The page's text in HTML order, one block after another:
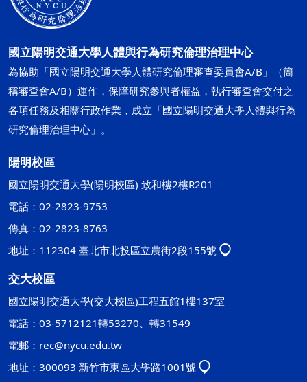
國立陽明交通大學人體與行為研究倫理治理中心
為協助「國立陽明交通大學人體研究倫理審查委員會A/B」（簡
稱審查會A/B）運作，保障研究參與者權益，執行審查會交付之
各項任務及相關行政作業，成立「國立陽明交通大學人體與行為
研究倫理治理中心」。
陽明校區
國立陽明交通大學(陽明校區) 致和樓2樓R201
電話：02-2823-9753
傳真：02-2823-8763
地址：112304 臺北市北投區立農街2段155號
交大校區
國立陽明交通大學(交大校區)工程五館1樓137室
電話：03-5712121轉53270、轉31549
電郵： rec@nycu.edu.tw
地址：300093 新竹市東區大學路1001號